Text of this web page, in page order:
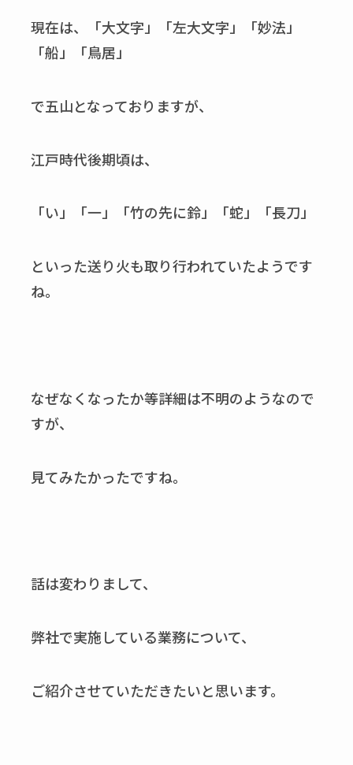
現在は、「大文字」「左大文字」「妙法」
「船」「鳥居」
で五山となっておりますが、
江戸時代後期頃は、
「い」「一」「竹の先に鈴」「蛇」「長刀」
といった送り火も取り行われていたようです
ね。
なぜなくなったか等詳細は不明のようなので
すが、
見てみたかったですね。
話は変わりまして、
弊社で実施している業務について、
ご紹介させていただきたいと思います。